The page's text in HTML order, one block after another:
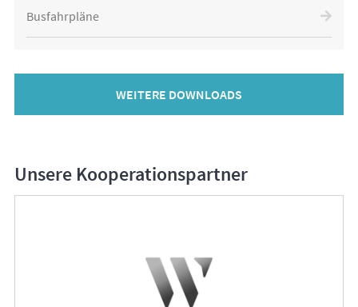
Busfahrpläne
WEITERE DOWNLOADS
Unsere Kooperationspartner